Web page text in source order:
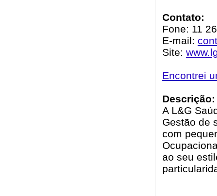
Contato:
Fone: 11
E-mail:
Site:
Encontrei
Descrição:
A L&G
Gestão de
com
ao seu